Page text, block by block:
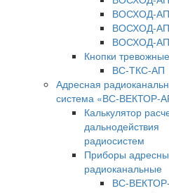
ВОСХОД-
ВОСХОД-
ВОСХОД-
Кнопки
ВС-ТКС-АП
Адресная
система «ВС-ВЕКТОР-
Калькулятор
дальнодействия
радиосистем
Приборы
радиоканальные
ВС-